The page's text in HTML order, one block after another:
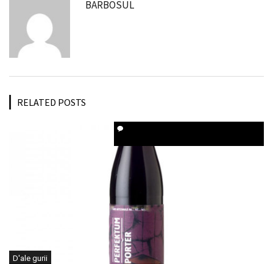
BARBOSUL
RELATED POSTS
D'ale gurii